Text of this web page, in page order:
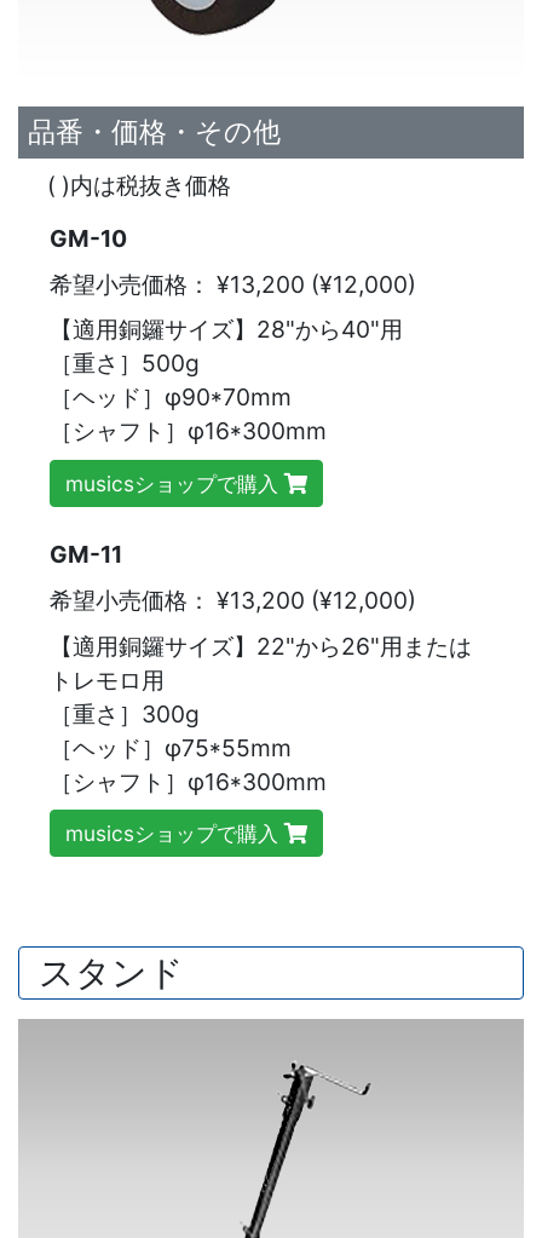
品番・価格・その他
( )内は税抜き価格
GM-10
希望小売価格： ¥13,200 (¥12,000)
【適用銅鑼サイズ】28"から40"用
［重さ］500g
［ヘッド］φ90*70mm
［シャフト］φ16*300mm
musicsショップで購入
GM-11
希望小売価格： ¥13,200 (¥12,000)
【適用銅鑼サイズ】22"から26"用または
トレモロ用
［重さ］300g
［ヘッド］φ75*55mm
［シャフト］φ16*300mm
musicsショップで購入
スタンド